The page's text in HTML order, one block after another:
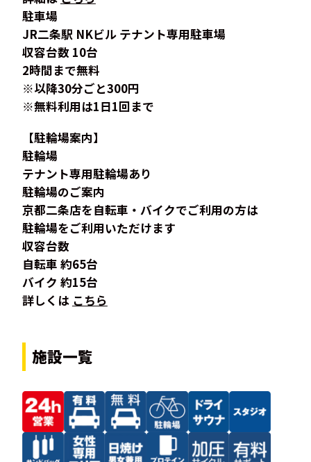
駐車場
JR二条駅 NKビル テナント専用駐車場
収容台数 10台
2時間まで無料
※以降30分ごと300円
※無料利用は1日1回まで
【駐輪場案内】
駐輪場
テナント専用駐輪場あり
駐輪場のご案内
京都二条店を自転車・バイクでご利用の方は
駐輪場をご利用いただけます
収容台数
自転車 約65台
バイク 約15台
詳しくは こちら
施設一覧